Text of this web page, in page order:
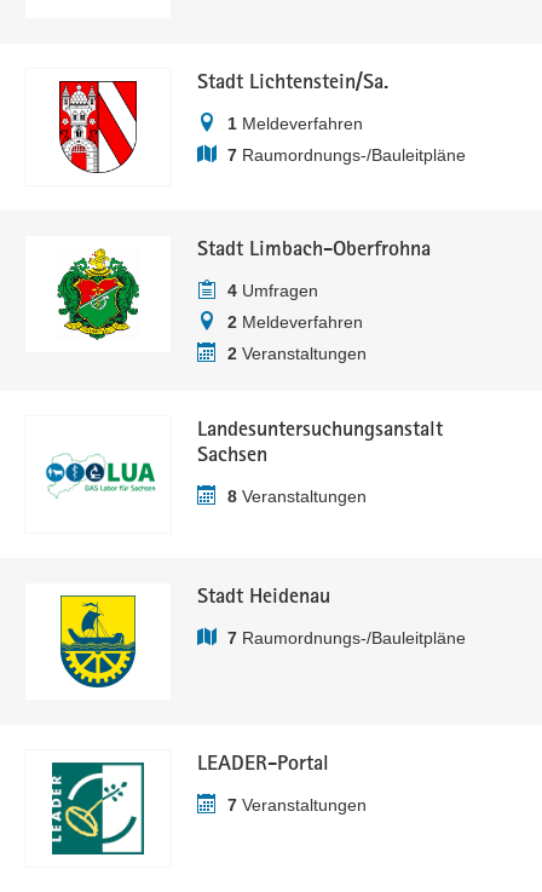
Stadt Lichtenstein/Sa.
1 Meldeverfahren
7 Raumordnungs-/Bauleitpläne
Stadt Limbach-Oberfrohna
4 Umfragen
2 Meldeverfahren
2 Veranstaltungen
Landesuntersuchungsanstalt
Sachsen
8 Veranstaltungen
Stadt Heidenau
7 Raumordnungs-/Bauleitpläne
LEADER-Portal
7 Veranstaltungen